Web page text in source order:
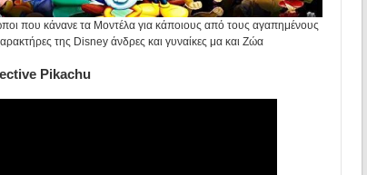
που κάνανε τα Μοντέλα για κάποιους από τους αγαπημένους
της Disneyάνδρες και γυναίκες μα και Ζώα
Pikachu